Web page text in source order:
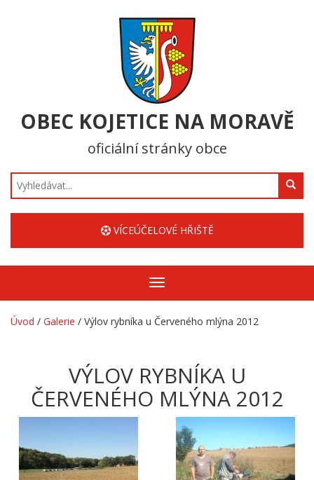
OBEC KOJETICE NA MORAVĚ
oficiální stránky obce
Hledat
VÍCEÚČELOVÉ HŘIŠTĚ
Zobrazit/skrýt
navigaci
Úvod / Galerie / Výlov rybníka u Červeného mlýna 2012
VÝLOV RYBNÍKA U
ČERVENÉHO MLÝNA 2012